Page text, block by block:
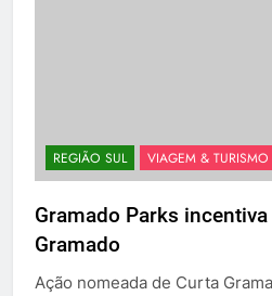
REGIÃO SUL VIAGEM & TURISMO
Gramado Parks
Gramado
Ação nomeada de Curta